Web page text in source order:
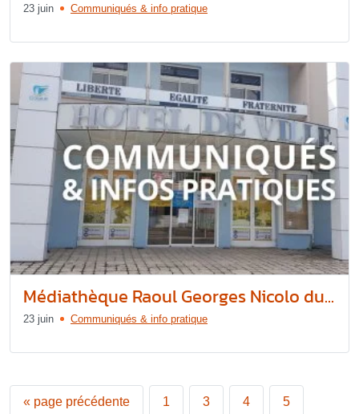
23 juin Communiqués & info pratique
Médiathèque Raoul Georges Nicolo du...
23 juin Communiqués & info pratique
« page précédente 1 3 4 5